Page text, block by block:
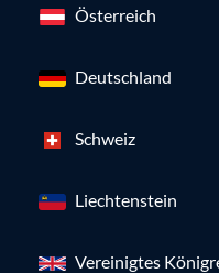
Österreich
Deutschland
Schweiz
Liechtenstein
Vereinigtes